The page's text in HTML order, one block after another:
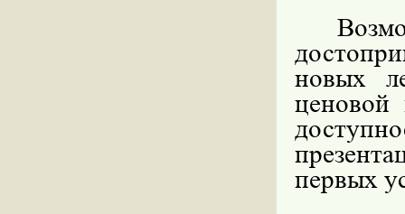
новых
ценовой
первых